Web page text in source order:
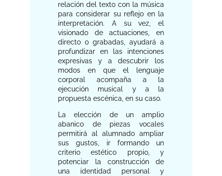
relación del texto con la música
para considerar su reflejo en la
interpretación. A su vez, el
visionado de actuaciones, en
directo o grabadas, ayudará a
profundizar en las intenciones
expresivas y a descubrir los
modos en que el lenguaje
corporal acompaña a la
ejecución musical y a la
propuesta escénica, en su caso.
La elección de un amplio
abanico de piezas vocales
permitirá al alumnado ampliar
sus gustos, ir formando un
criterio estético propio, y
potenciar la construcción de
una identidad personal y